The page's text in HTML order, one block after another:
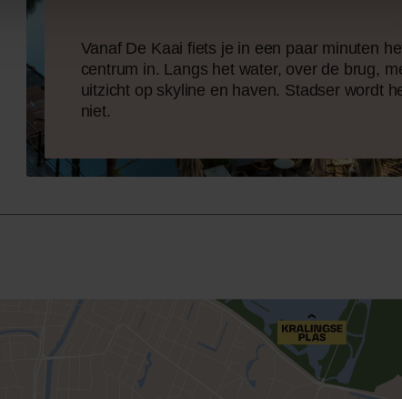
Vanaf De Kaai fiets je in een paar minuten
centrum in. Langs het water, over de brug,
uitzicht op skyline en haven. Stadser wordt
niet.